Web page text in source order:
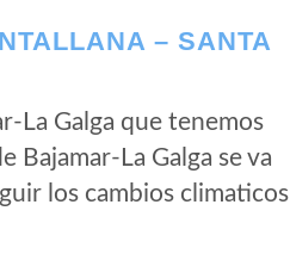
– SANTA
La Galga que tenemos
Bajamar-La Galga se va
los cambios climaticos